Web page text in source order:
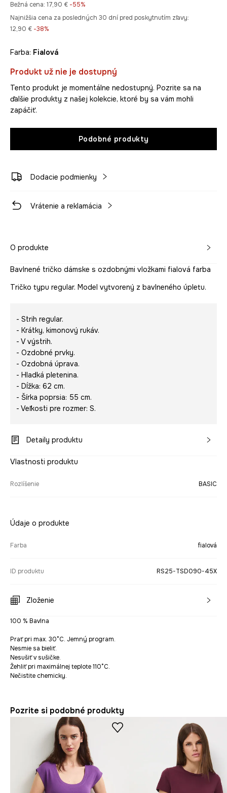
Bežná cena: 17,90 € -55%
Najnižšia cena za posledných 30 dní pred poskytnutím zľavy:
12,90 € -38%
Farba: fialová
Produkt už nie je dostupný
Tento produkt je momentálne nedostupný. Pozrite sa na
ďalšie produkty z našej kolekcie, ktoré by sa vám mohli
zapáčiť.
Podobné produkty
Dodacie podmienky
Vrátenie a reklamácia
O produkte
Bavlnené tričko dámske s ozdobnými vložkami fialová farba
Tričko typu regular. Model vytvorený z bavlneného úpletu.
- Strih regular.
- Krátky, kimonový rukáv.
- V výstrih.
- Ozdobné prvky.
- Ozdobná úprava.
- Hladká pletenina.
- Dĺžka: 62 cm.
- Šírka poprsia: 55 cm.
- Veľkosti pre rozmer: S.
Detaily produktu
Vlastnosti produktu
Rozlíšenie BASIC
Údaje o produkte
Farba fialová
ID produktu RS25-TSD090-45X
Zloženie
100 % Bavlna
Prať pri max. 30°C. Jemný program.
Nesmie sa bieliť.
Nesušiť v sušičke.
Žehliť pri maximálnej teplote 110°C.
Nečistite chemicky.
Pozrite si podobné produkty